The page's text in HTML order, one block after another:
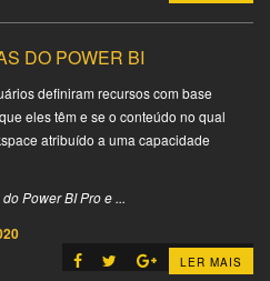
LER MAIS
DO POWER BI
definiram recursos com base
eles têm e se o conteúdo no qual
atribuído a uma capacidade
Power BI Pro e ...